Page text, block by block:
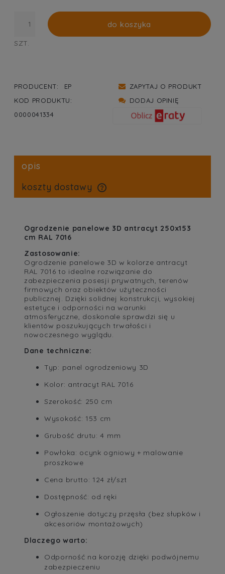
SZT.
do koszyka
PRODUCENT:
EP
KOD PRODUKTU:
0000041334
ZAPYTAJ O PRODUKT
DODAJ OPINIĘ
opis
koszty dostawy
Ogrodzenie panelowe 3D antracyt 250x153
cm RAL 7016
Zastosowanie:
Ogrodzenie panelowe 3D w kolorze antracyt
RAL 7016 to idealne rozwiązanie do
zabezpieczenia posesji prywatnych, terenów
firmowych oraz obiektów użyteczności
publicznej. Dzięki solidnej konstrukcji, wysokiej
estetyce i odporności na warunki
atmosferyczne, doskonale sprawdzi się u
klientów poszukujących trwałości i
nowoczesnego wyglądu.
Dane techniczne:
Typ: panel ogrodzeniowy 3D
Kolor: antracyt RAL 7016
Szerokość: 250 cm
Wysokość: 153 cm
Grubość drutu: 4 mm
Powłoka: ocynk ogniowy + malowanie
proszkowe
Cena brutto: 124 zł/szt
Dostępność: od ręki
Ogłoszenie dotyczy przęsła (bez słupków i
akcesoriów montażowych)
Dlaczego warto:
Odporność na korozję dzięki podwójnemu
zabezpieczeniu